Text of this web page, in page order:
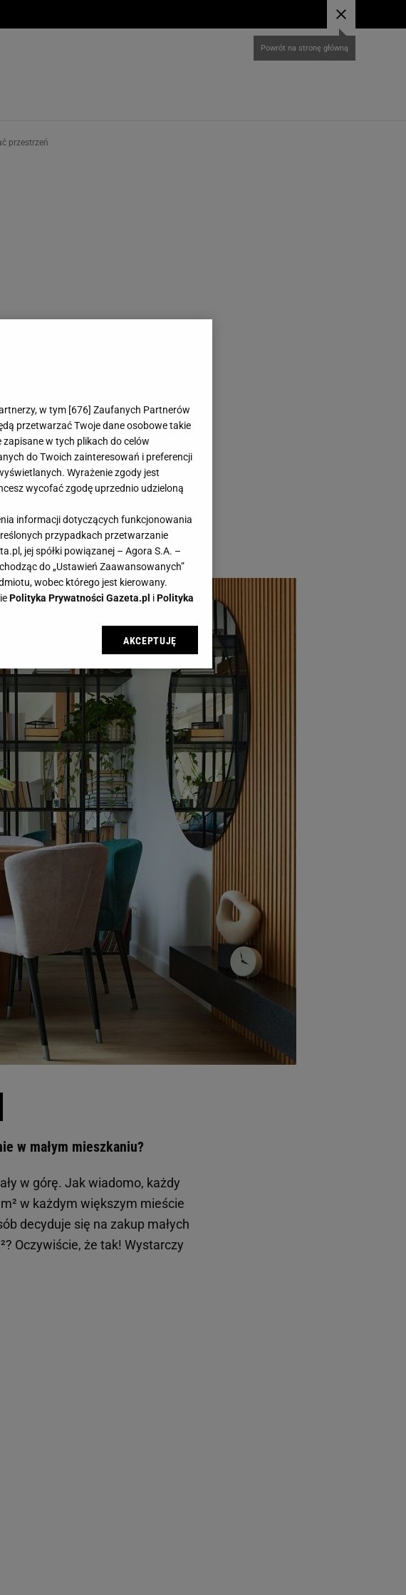
przestrzeń
triki i
zakupem własnej
Jak urządzić małe
twoją przestrzeń.
w małym mieszkaniu?
w górę. Jak wiadomo, każdy
w każdym większym mieście
decyduje się na zakup małych
Oczywiście, że tak! Wystarczy
w tym [676] Zaufanych Partnerów
przetwarzać Twoje dane osobowe takie
w tych plikach do celów
do Twoich zainteresowań i preferencji
Wyrażenie zgody jest
wycofać zgodę uprzednio udzieloną
informacji dotyczących funkcjonowania
przypadkach przetwarzanie
jej spółki powiązanej – Agora S.A. –
do „Ustawień Zaawansowanych”
wobec którego jest kierowany.
Polityka Prywatności Gazeta.pl iPolityka
cookie Gazeta.pl sp. z o.o., jej
dot. przetwarzania danych poprzez
Zaawansowanych”. Zmiana ustawień
celach:
urządzenia do celów identyfikacji.
reklamy i treści, pomiar reklam i treści,
AKCEPTUJĘ